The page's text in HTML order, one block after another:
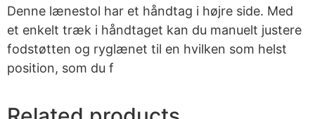
Denne lænestol har et håndtag i højre side. Med
et enkelt træk i håndtaget kan du manuelt justere
fodstøtten og ryglænet til en hvilken som helst
position, som du f